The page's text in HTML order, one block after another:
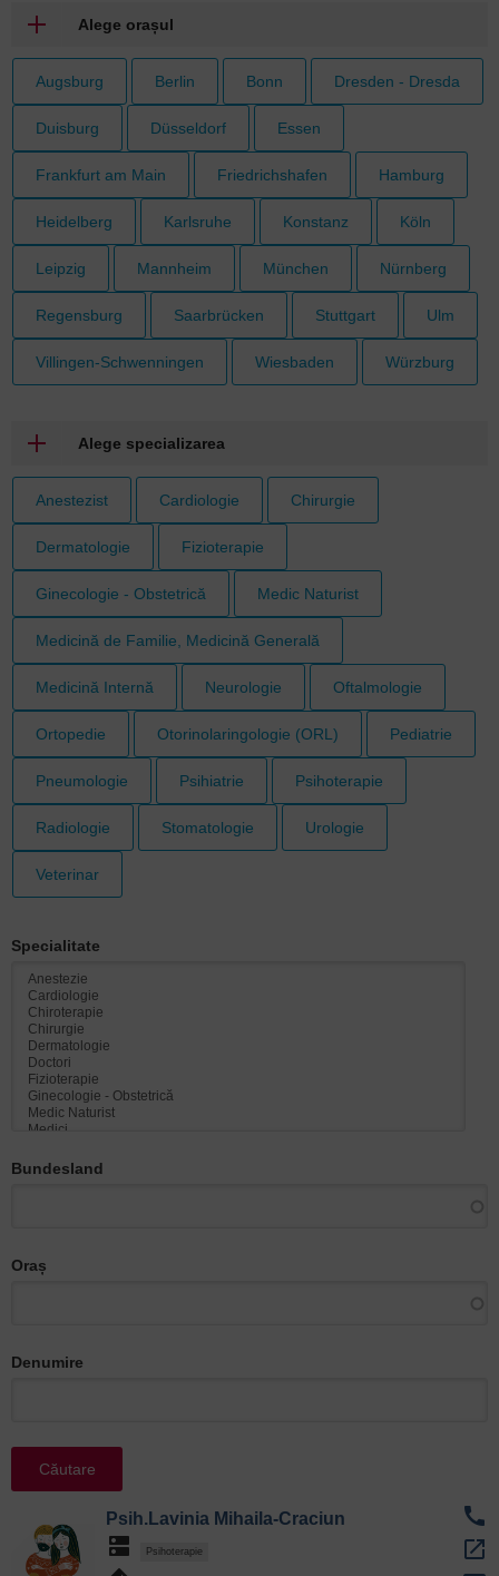
Alege orașul
Augsburg Berlin Bonn Dresden - Dresda
Duisburg Düsseldorf Essen
Frankfurt am Main Friedrichshafen Hamburg
Heidelberg Karlsruhe Konstanz Köln
Leipzig Mannheim München Nürnberg
Regensburg Saarbrücken Stuttgart Ulm
Villingen-Schwenningen Wiesbaden Würzburg
Alege specializarea
Anestezist Cardiologie Chirurgie
Dermatologie Fizioterapie
Ginecologie - Obstetrică Medic Naturist
Medicină de Familie, Medicină Generală
Medicină Internă Neurologie Oftalmologie
Ortopedie Otorinolaringologie (ORL) Pediatrie
Pneumologie Psihiatrie Psihoterapie
Radiologie Stomatologie Urologie
Veterinar
Specialitate
Bundesland
Oraș
Denumire
Psih.Lavinia Mihaila-Craciun
dns Psihoterapie
call
open_in_new